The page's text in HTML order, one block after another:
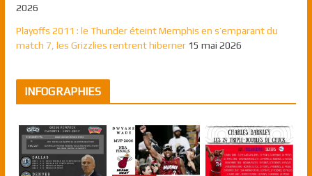
2026
Playoffs 2011 : le Thunder éteint Memphis en s’emparant du
match 7, les Grizzlies rentrent hiberner 15 mai 2026
INFOGRAPHIES